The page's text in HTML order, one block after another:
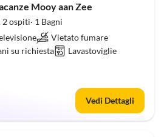
Mooy aan Zee
ospiti· 1 Bagni
Vietato fumare
su richiesta
Lavastoviglie
Vedi Dettagli